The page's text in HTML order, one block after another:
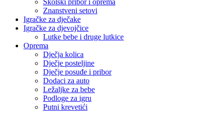
Školski pribor i oprema
Znanstveni setovi
Igračke za dječake
Igračke za djevojčice
Lutke bebe i druge lutkice
Oprema
Dječja kolica
Dječje posteljine
Dječje posuđe i pribor
Dodaci za auto
Ležaljke za bebe
Podloge za igru
Putni krevetići